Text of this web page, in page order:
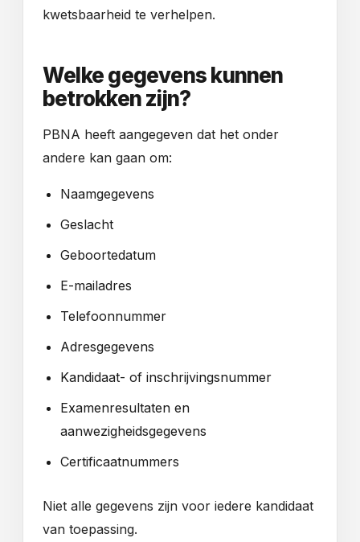
kwetsbaarheid te verhelpen.
Welke gegevens kunnen
betrokken zijn?
PBNA heeft aangegeven dat het onder
andere kan gaan om:
Naamgegevens
Geslacht
Geboortedatum
E-mailadres
Telefoonnummer
Adresgegevens
Kandidaat- of inschrijvingsnummer
Examenresultaten en
aanwezigheidsgegevens
Certificaatnummers
Niet alle gegevens zijn voor iedere kandidaat
van toepassing.